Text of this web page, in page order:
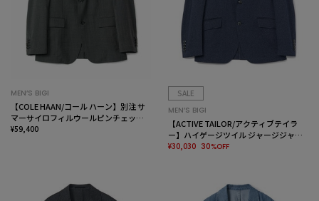
MEN’S BIGI
【COLE HAAN/コール ハーン】別注 サ
マーサイロフィルウールピンチェック
ジャケット＜通気性＞
¥59,400
SALE
MEN’S BIGI
【ACTIVE TAILOR/アクティブテイラ
ー】ハイゲージツイル ジャージジャケ
ット＜防シワ性＞＜ストレッチ＞
¥30,030 30%OFF